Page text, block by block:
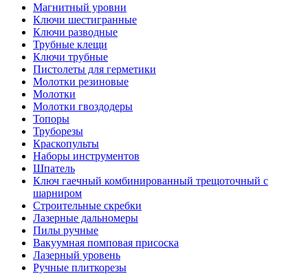
Магнитный уровни
Ключи шестигранные
Ключи разводные
Трубные клещи
Ключи трубные
Пистолеты для герметики
Молотки резиновые
Молотки
Молотки гвоздодеры
Топоры
Труборезы
Краскопульты
Наборы инструментов
Шпатель
Ключ гаечный комбинированный трещоточный с
шарниром
Строительные скребки
Лазерные дальномеры
Пилы ручные
Вакуумная помповая присоска
Лазерный уровень
Ручные плиткорезы